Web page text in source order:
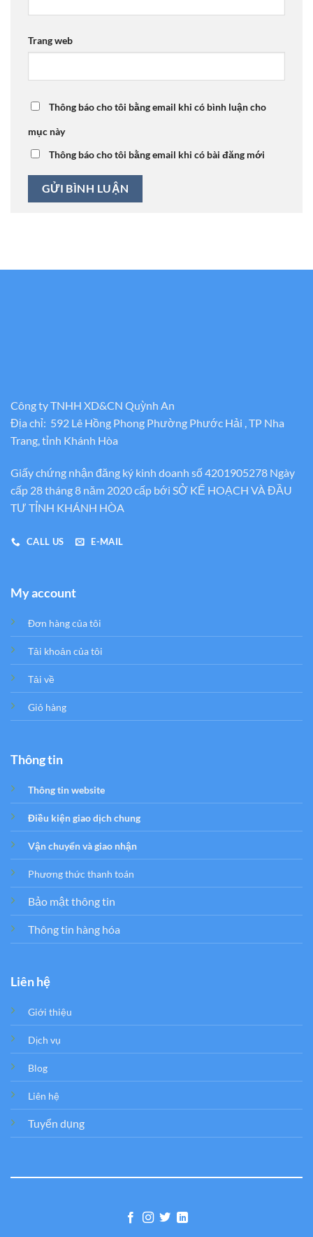
Trang web
Thông báo cho tôi bằng email khi có bình luận cho
mục này
Thông báo cho tôi bằng email khi có bài đăng mới
Công ty TNHH XD&CN Quỳnh An
Địa chỉ: 592 Lê Hồng Phong Phường Phước Hải , TP Nha
Trang, tỉnh Khánh Hòa
Giấy chứng nhận đăng ký kinh doanh số 4201905278 Ngày
cấp 28 tháng 8 năm 2020 cấp bới SỞ KẾ HOẠCH VÀ ĐẦU
TƯ TỈNH KHÁNH HÒA
CALL US E-MAIL
My account
Đơn hàng của tôi
Tải khoản của tôi
Tải về
Giỏ hàng
Thông tin
Thông tin website
Điều kiện giao dịch chung
Vận chuyển và giao nhận
Phương thức thanh toán
Bảo mật thông tin
Thông tin hàng hóa
Liên hệ
Giới thiệu
Dịch vụ
Blog
Liên hệ
Tuyển dụng